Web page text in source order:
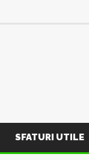
SFATURI UTILE